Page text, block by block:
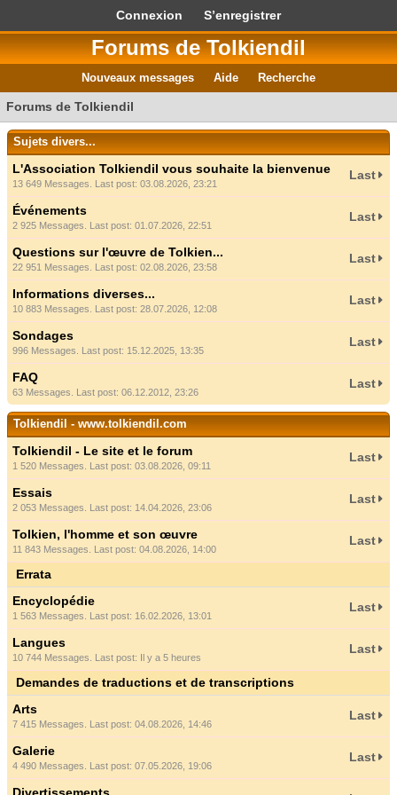
Connexion S’enregistrer
Forums de Tolkiendil
Nouveaux messages Aide Recherche
Forums de Tolkiendil
Sujets divers...
L'Association Tolkiendil vous souhaite la bienvenue
13 649 Messages. Last post: 03.08.2026, 23:21
Last
Événements
2 925 Messages. Last post: 01.07.2026, 22:51
Last
Questions sur l'œuvre de Tolkien...
22 951 Messages. Last post: 02.08.2026, 23:58
Last
Informations diverses...
10 883 Messages. Last post: 28.07.2026, 12:08
Last
Sondages
996 Messages. Last post: 15.12.2025, 13:35
Last
FAQ
63 Messages. Last post: 06.12.2012, 23:26
Last
Tolkiendil - www.tolkiendil.com
Tolkiendil - Le site et le forum
1 520 Messages. Last post: 03.08.2026, 09:11
Last
Essais
2 053 Messages. Last post: 14.04.2026, 23:06
Last
Tolkien, l'homme et son œuvre
11 843 Messages. Last post: 04.08.2026, 14:00
Last
Errata
Encyclopédie
1 563 Messages. Last post: 16.02.2026, 13:01
Last
Langues
10 744 Messages. Last post: Il y a 5 heures
Last
Demandes de traductions et de transcriptions
Arts
7 415 Messages. Last post: 04.08.2026, 14:46
Last
Galerie
4 490 Messages. Last post: 07.05.2026, 19:06
Last